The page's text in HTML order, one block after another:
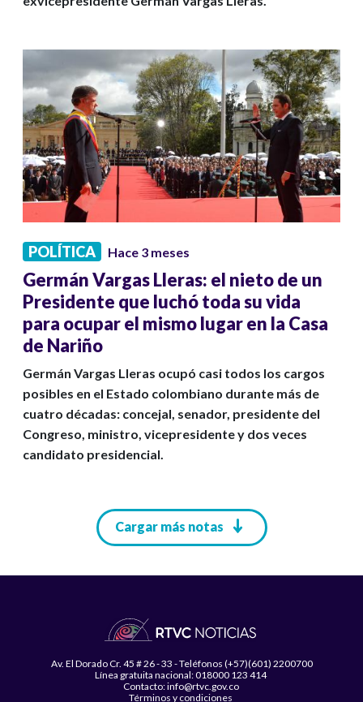
POLÍTICA Hace 3 meses
Germán Vargas Lleras: el nieto de un
Presidente que luchó toda su vida
para ocupar el mismo lugar en la Casa
de Nariño
Germán Vargas Lleras ocupó casi todos los cargos
posibles en el Estado colombiano durante más de
cuatro décadas: concejal, senador, presidente del
Congreso, ministro, vicepresidente y dos veces
candidato presidencial.
Cargar más notas
Av. El Dorado Cr. 45 # 26 - 33 - Teléfonos (+57)(601) 2200700
Línea gratuita nacional: 018000 123 414
Contacto: info@rtvc.gov.co
Términos y condiciones